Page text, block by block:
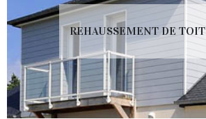
REHAUSSEMENT DE